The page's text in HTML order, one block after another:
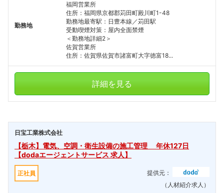
勤務地
福岡営業所
住所：福岡県京都郡苅田町殿川町1-48
勤務地最寄駅：日豊本線／苅田駅
受動喫煙対策：屋内全面禁煙
＜勤務地詳細2＞
佐賀営業所
住所：佐賀県佐賀市諸富町大字徳富18...
詳細を見る
日宝工業株式会社
【栃木】電気、空調・衛生設備の施工管理 年休127日
【dodaエージェントサービス 求人】
正社員
提供元：
（人材紹介求人）